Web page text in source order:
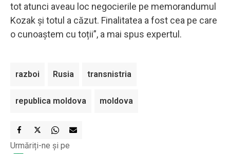
tot atunci aveau loc negocierile pe memorandumul
Kozak și totul a căzut. Finalitatea a fost cea pe care
o cunoaștem cu toții”, a mai spus expertul.
razboi Rusia transnistria
republica moldova moldova
Urmăriți-ne și pe